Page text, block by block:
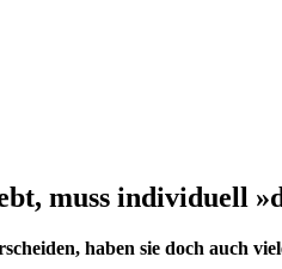
muss individuell
haben sie doch auch